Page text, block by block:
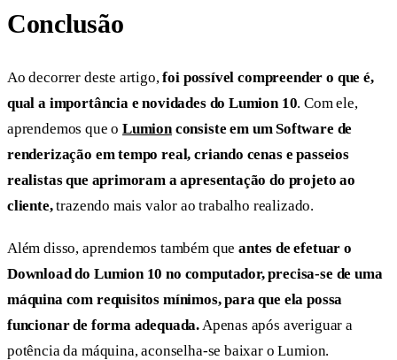
Conclusão
Ao decorrer deste artigo,foi possível compreender o que é,
qual a importância e novidades do Lumion 10. Com ele,
aprendemos que o Lumion consiste em um Software de
renderização em tempo real, criando cenas e passeios
realistas que aprimoram a apresentação do projeto ao
cliente,trazendo mais valor ao trabalho realizado.
Além disso, aprendemos também queantes de efetuar o
Download do Lumion 10 no computador, precisa-se de uma
máquina com requisitos mínimos, para que ela possa
funcionar de forma adequada. Apenas após averiguar a
potência da máquina, aconselha-se baixar o Lumion.